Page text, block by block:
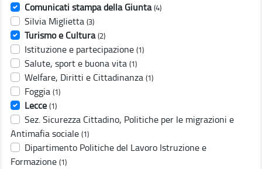
Comunicati stampa della Giunta (4)
Silvia Miglietta (3)
Turismo e Cultura (2)
Istituzione e partecipazione (1)
Salute, sport e buona vita (1)
Welfare, Diritti e Cittadinanza (1)
Foggia (1)
Lecce (1)
Sez. Sicurezza Cittadino, Politiche per le migrazioni e
Antimafia sociale (1)
Dipartimento Politiche del Lavoro Istruzione e
Formazione (1)